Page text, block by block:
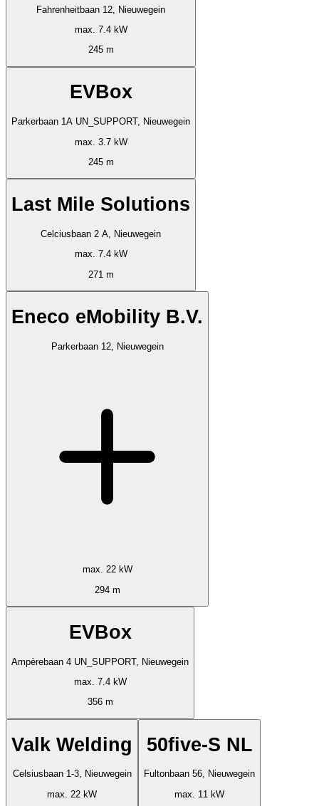
Fahrenheitbaan 12, Nieuwegein
max. 7.4 kW
245 m
EVBox
Parkerbaan 1A UN_SUPPORT, Nieuwegein
max. 3.7 kW
245 m
Last Mile Solutions
Celciusbaan 2 A, Nieuwegein
max. 7.4 kW
271 m
Eneco eMobility B.V.
Parkerbaan 12, Nieuwegein
max. 22 kW
294 m
EVBox
Ampèrebaan 4 UN_SUPPORT, Nieuwegein
max. 7.4 kW
356 m
Valk Welding
Celsiusbaan 1-3, Nieuwegein
max. 22 kW
50five-S NL
Fultonbaan 56, Nieuwegein
max. 11 kW